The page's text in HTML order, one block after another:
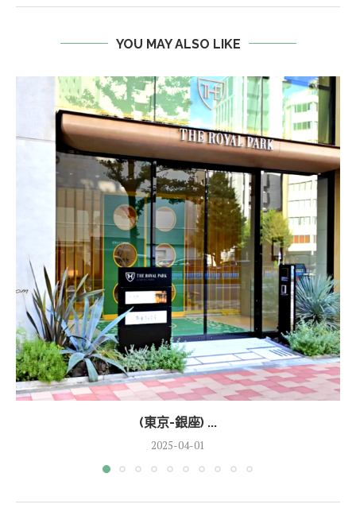
YOU MAY ALSO LIKE
(東京-銀座) ...
2025-04-01